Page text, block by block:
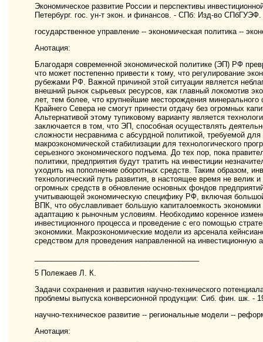
Экономическое развитие России и перспективы
Петербург. гос. ун-т экон. и финансов. - СПб: Изд-во
государственное управление -- экономическая политика --
Анотация:
Благодаря современной экономической политике (ЭП) РФ
что может постепенно привести к тому, что регулирование
рубежами РФ. Важной причиной этой ситуации является
внешний рынок сырьевых ресурсов, как главный локомотив
лет, тем более, что крупнейшие месторождения
Крайнего Севера не смогут принести отдачу без огромных
Альтернативой этому тупиковому варианту является
заключается в том, что ЭП, способная осуществлять
сложности несравнима с абсурдной политикой, требуемой
макроэкономической стабилизации для технологического
серьезного экономического подъема. До тех пор, пока
политики, предприятия будут тратить на инвестиции
уходить на пополнение оборотных средств. Таким образом,
технологический путь развития, в настоящее время не
огромных средств в обновление основных фондов
учитывающей экономическую специфику РФ, включая
ВПК, что обуславливает большую капиталоемкость
адаптацию к рыночным условиям. Необходимо коренное
инвестиционного процесса и проведение с его помощью
экономики. Макроэкономические модели из арсенала
средством для проведения направленной на инвестиционную
5 Полежаев Л. К.
Задачи сохранения и развития научно-технического
проблемы выпуска конверсионной продукции: Сиб. фин. шк. -
научно-техническое развитие -- региональные модели --
Анотация: